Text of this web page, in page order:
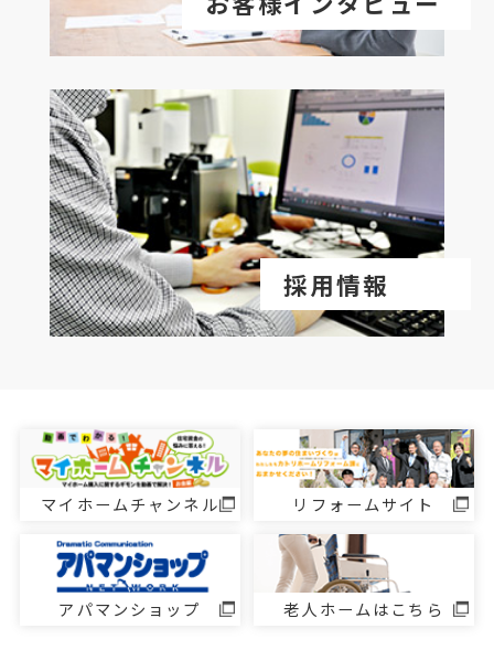
採用情報
マイホームチャンネル リフォームサイト
アパマンショップ 老人ホームはこちら